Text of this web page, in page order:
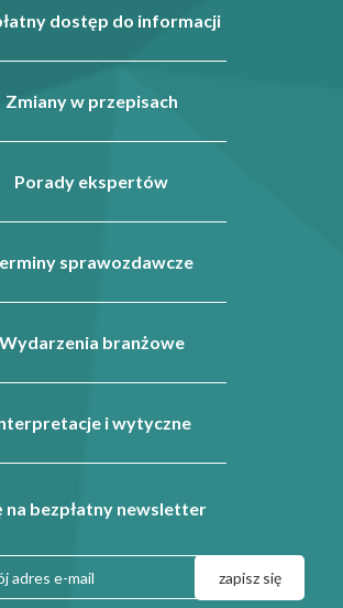
dostęp do informacji
Zmiany w przepisach
Porady ekspertów
sprawozdawcze
Wydarzenia branżowe
i wytyczne
na bezpłatny newsletter